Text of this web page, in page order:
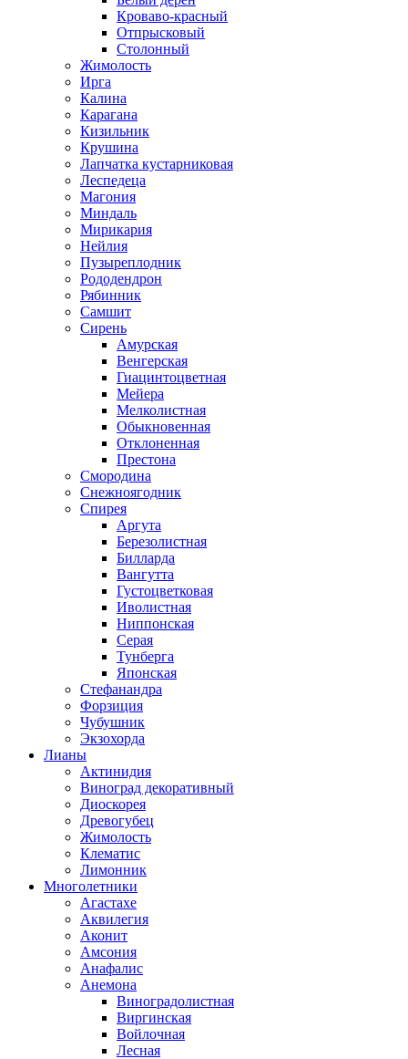
Кроваво-красный
Отпрысковый
Столонный
Жимолость
Ирга
Калина
Карагана
Кизильник
Крушина
Лапчатка кустарниковая
Леспедеца
Магония
Миндаль
Мирикария
Нейлия
Пузыреплодник
Рододендрон
Рябинник
Самшит
Сирень
Амурская
Венгерская
Гиацинтоцветная
Мейера
Мелколистная
Обыкновенная
Отклоненная
Престона
Смородина
Снежноягодник
Спирея
Аргута
Березолистная
Билларда
Вангутта
Густоцветковая
Иволистная
Ниппонская
Серая
Тунберга
Японская
Стефанандра
Форзиция
Чубушник
Экзохорда
Лианы
Актинидия
Виноград декоративный
Диоскорея
Древогубец
Жимолость
Клематис
Лимонник
Многолетники
Агастахе
Аквилегия
Аконит
Амсония
Анафалис
Анемона
Виноградолистная
Виргинская
Войлочная
Лесная